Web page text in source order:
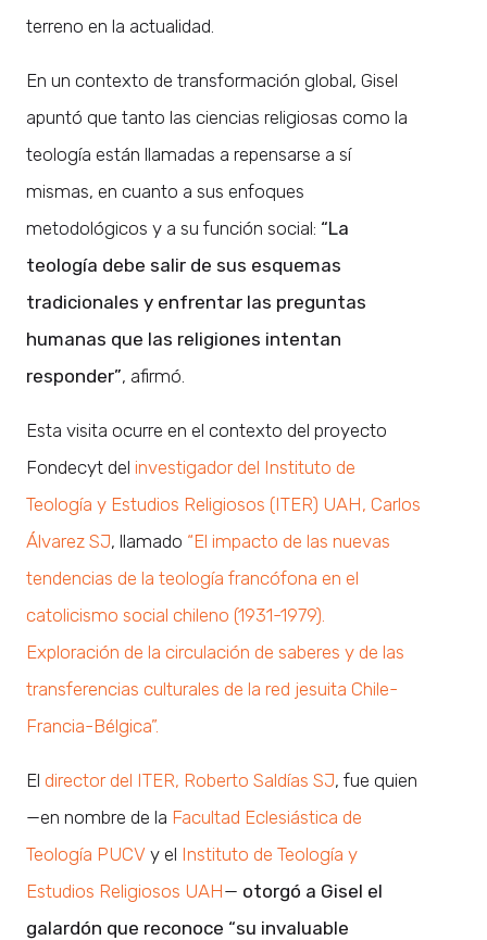
terreno en la actualidad.
En un contexto de transformación global, Gisel
apuntó que tanto las ciencias religiosas como la
teología están llamadas a repensarse a sí
mismas, en cuanto a sus enfoques
metodológicos y a su función social: “La
teología debe salir de sus esquemas
tradicionales y enfrentar las preguntas
humanas que las religiones intentan
responder”, afirmó.
Esta visita ocurre en el contexto del proyecto
Fondecyt del investigador del Instituto de
Teología y Estudios Religiosos (ITER) UAH, Carlos
Álvarez SJ, llamado “El impacto de las nuevas
tendencias de la teología francófona en el
catolicismo social chileno (1931-1979).
Exploración de la circulación de saberes y de las
transferencias culturales de la red jesuita Chile-
Francia-Bélgica”.
El director del ITER, Roberto Saldías SJ, fue quien
—en nombre de la Facultad Eclesiástica de
Teología PUCV y el Instituto de Teología y
Estudios Religiosos UAH— otorgó a Gisel el
galardón que reconoce “su invaluable